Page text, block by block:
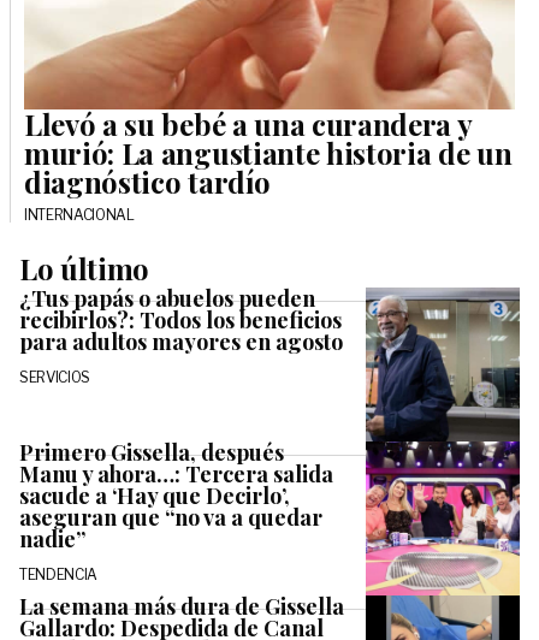
Llevó a su bebé a una curandera y
murió: La angustiante historia de un
diagnóstico tardío
INTERNACIONAL
Lo último
¿Tus papás o abuelos pueden
recibirlos?: Todos los beneficios
para adultos mayores en agosto
SERVICIOS
Primero Gissella, después
Manu y ahora…: Tercera salida
sacude a ‘Hay que Decirlo’,
aseguran que “no va a quedar
nadie”
TENDENCIA
La semana más dura de Gissella
Gallardo: Despedida de Canal